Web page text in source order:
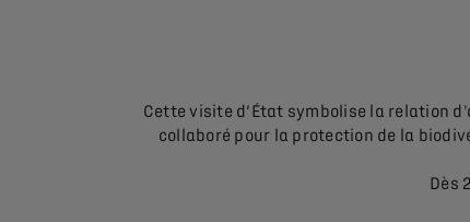
Cette visite d’État symbolise la relation
collaboré pour la protection de la
Dès